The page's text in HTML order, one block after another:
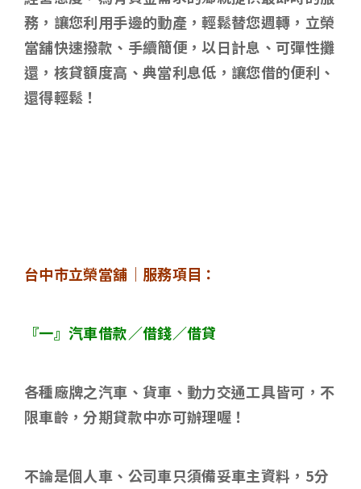
務，讓您利用手邊的動產，輕鬆替您週轉，立榮
當舖快速撥款、手續簡便，以日計息、可彈性攤
還，核貸額度高、典當利息低，讓您借的便利、
還得輕鬆！
台中市立榮當舖｜服務項目：
『一』汽車借款／借錢／借貸
各種廠牌之汽車、貨車、動力交通工具皆可，不
限車齡，分期貸款中亦可辦理喔！
不論是個人車、公司車只須備妥車主資料， 5分